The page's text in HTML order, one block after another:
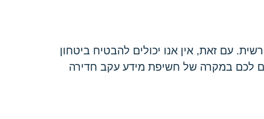
עם זאת, אין אנו יכולים להבטיח ביטחון
לכם במקרה של חשיפת מידע עקב חדירה